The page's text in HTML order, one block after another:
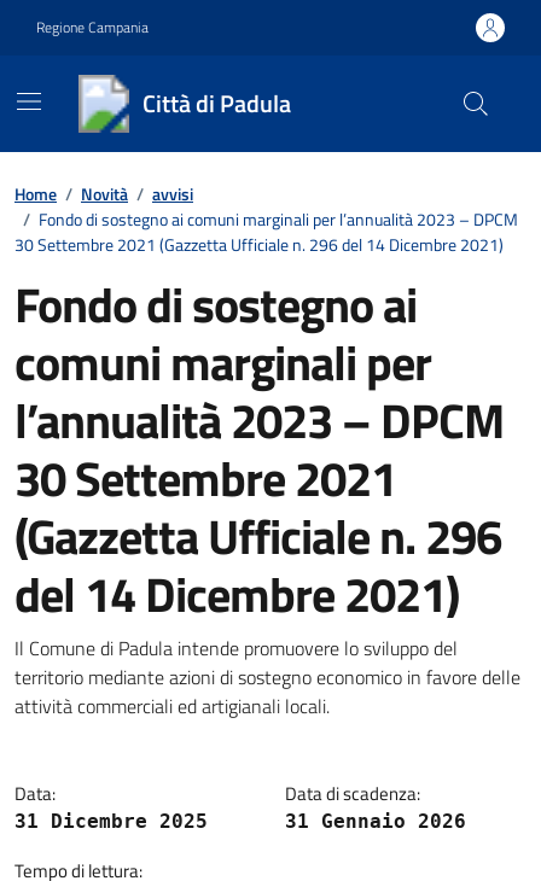
Regione Campania
Città di Padula
Contenuti in evidenza
Home / Novità / avvisi
/ Fondo di sostegno ai comuni marginali per l’annualità 2023 – DPCM
30 Settembre 2021 (Gazzetta Ufficiale n. 296 del 14 Dicembre 2021)
Fondo di sostegno ai
comuni marginali per
l’annualità 2023 – DPCM
30 Settembre 2021
(Gazzetta Ufficiale n. 296
del 14 Dicembre 2021)
Dettagli della notizia
Il Comune di Padula intende promuovere lo sviluppo del
territorio mediante azioni di sostegno economico in favore delle
attività commerciali ed artigianali locali.
Data:
31 Dicembre 2025
Data di scadenza:
31 Gennaio 2026
Tempo di lettura: